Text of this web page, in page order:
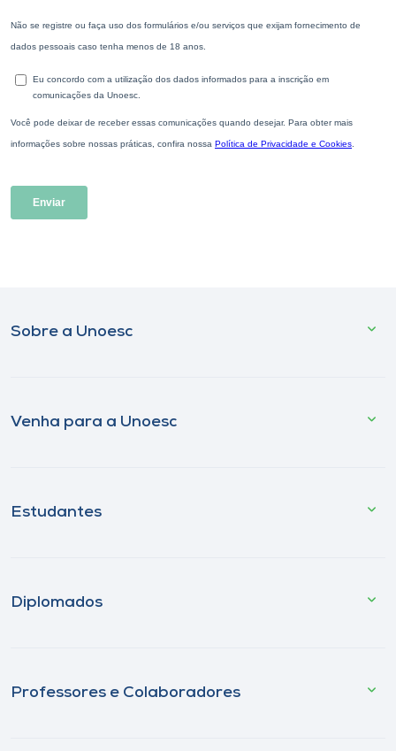
Sobre a Unoesc
Venha para a Unoesc
Estudantes
Diplomados
Professores e Colaboradores